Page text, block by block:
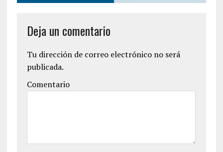
Deja un comentario
Tu dirección de correo electrónico no será
publicada.
Comentario